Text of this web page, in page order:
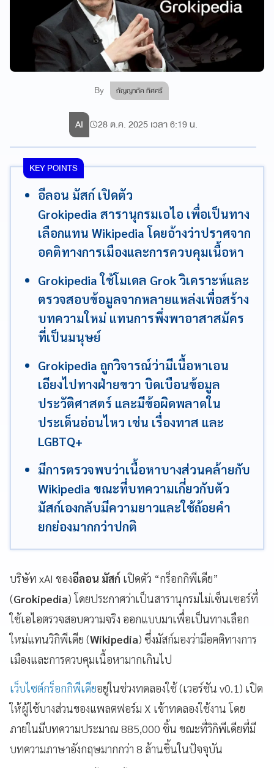
By กัญญาภัค ทิศศรี
AI 28 ต.ค. 2025 เวลา 6:19 น.
KEY POINTS
อีลอน มัสก์ เปิดตัว
Grokipedia สารานุกรมเอไอ เพื่อเป็นทาง
เลือกแทน Wikipedia โดยอ้างว่าปราศจาก
อคติทางการเมืองและการควบคุมเนื้อหา
Grokipedia ใช้โมเดล Grok วิเคราะห์และ
ตรวจสอบข้อมูลจากหลายแหล่งเพื่อสร้าง
บทความใหม่ แทนการพึ่งพาอาสาสมัคร
ที่เป็นมนุษย์
Grokipedia ถูกวิจารณ์ว่ามีเนื้อหาเอน
เอียงไปทางฝ่ายขวา บิดเบือนข้อมูล
ประวัติศาสตร์ และมีข้อผิดพลาดใน
ประเด็นอ่อนไหว เช่น เรื่องทาส และ
LGBTQ+
มีการตรวจพบว่าเนื้อหาบางส่วนคล้ายกับ
Wikipedia ขณะที่บทความเกี่ยวกับตัว
มัสก์เองกลับมีความยาวและใช้ถ้อยคำ
ยกย่องมากกว่าปกติ
บริษัท xAI ของอีลอน มัสก์ เปิดตัว “กร็อกกิพีเดีย”
(Grokipedia) โดยประกาศว่าเป็นสารานุกรมไม่เซ็นเซอร์ที่
ใช้เอไอตรวจสอบความจริง ออกแบบมาเพื่อเป็นทางเลือก
ใหม่แทนวิกิพีเดีย (Wikipedia) ซึ่งมัสก์มองว่ามีอคติทางการ
เมืองและการควบคุมเนื้อหามากเกินไป
เว็บไซต์กร็อกกิพีเดียอยู่ในช่วงทดลองใช้ (เวอร์ชัน v0.1) เปิด
ให้ผู้ใช้บางส่วนของแพลตฟอร์ม X เข้าทดลองใช้งาน โดย
ภายในมีบทความประมาณ 885,000 ชิ้น ขณะที่วิกิพีเดียที่มี
บทความภาษาอังกฤษมากกว่า 8 ล้านชิ้นในปัจจุบัน